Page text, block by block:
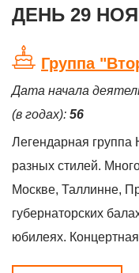
ДЕНЬ 29
Группа
Дата начала
(в годах): 56
Легендарная
разных стилей.
Москве, Таллинне,
губернаторских
юбилеях.